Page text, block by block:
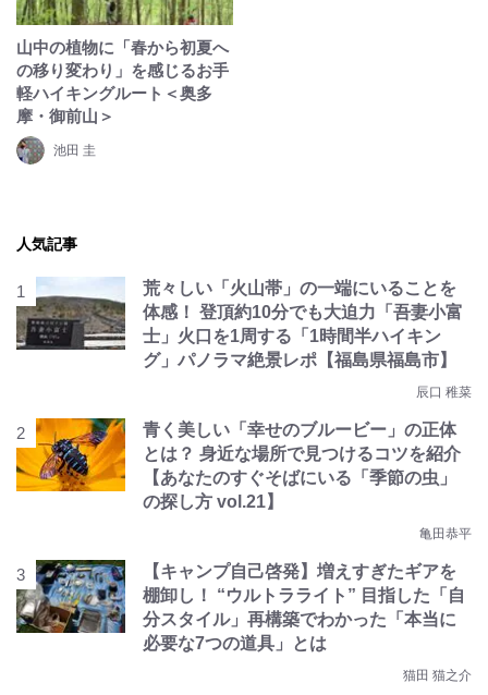
山中の植物に「春から初夏へ
の移り変わり」を感じるお手
軽ハイキングルート＜奥多
摩・御前山＞
池田 圭
人気記事
荒々しい「火山帯」の一端にいることを
体感！ 登頂約10分でも大迫力「吾妻小富
士」火口を1周する「1時間半ハイキン
グ」パノラマ絶景レポ【福島県福島市】
辰口 稚菜
青く美しい「幸せのブルービー」の正体
とは？ 身近な場所で見つけるコツを紹介
【あなたのすぐそばにいる「季節の虫」
の探し方 vol.21】
亀田恭平
【キャンプ自己啓発】増えすぎたギアを
棚卸し！ “ウルトラライト” 目指した「自
分スタイル」再構築でわかった「本当に
必要な7つの道具」とは
猫田 猫之介